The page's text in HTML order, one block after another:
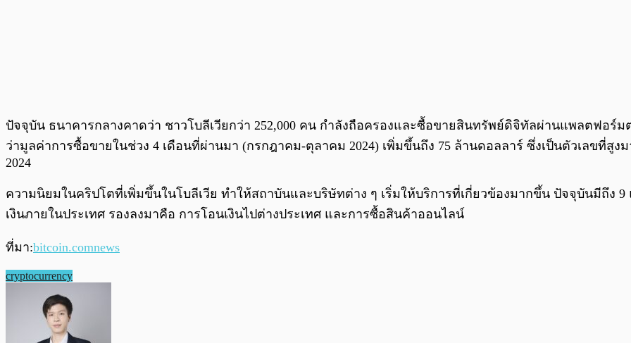
ปัจจุบัน ธนาคารกลางคาดว่า ชาวโบลีเวียกว่า 252,000 คน กำลังถือครองและซื้อขายสินทรัพย์ดิจิทัลผ่านแพลตฟอร์มต่
ว่ามูลค่าการซื้อขายในช่วง 4 เดือนที่ผ่านมา (กรกฎาคม-ตุลาคม 2024) เพิ่มขึ้นถึง 75 ล้านดอลลาร์ ซึ่งเป็นตัวเลขที่สูง
2024
ความนิยมในคริปโตที่เพิ่มขึ้นในโบลีเวีย ทำให้สถาบันและบริษัทต่าง ๆ เริ่มให้บริการที่เกี่ยวข้องมากขึ้น ปัจจุบันมีถึง
เงินภายในประเทศ รองลงมาคือ การโอนเงินไปต่างประเทศ และการซื้อสินค้าออนไลน์
ที่มา:bitcoin.comnews
cryptocurrency